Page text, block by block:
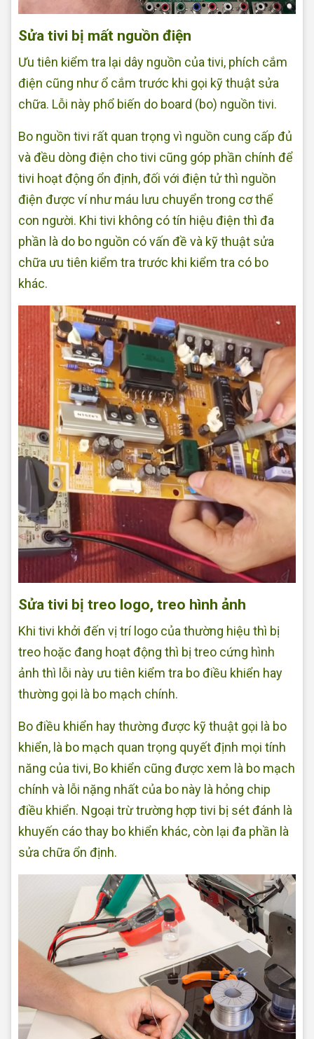
Sửa tivi bị mất nguồn điện
Ưu tiên kiểm tra lại dây nguồn của tivi, phích cắm
điện cũng như ổ cắm trước khi gọi kỹ thuật sửa
chữa. Lỗi này phổ biến do board (bo) nguồn tivi.
Bo nguồn tivi rất quan trọng vì nguồn cung cấp đủ
và đều dòng điện cho tivi cũng góp phần chính để
tivi hoạt động ổn định, đối với điện tử thì nguồn
điện được ví như máu lưu chuyển trong cơ thể
con người. Khi tivi không có tín hiệu điện thì đa
phần là do bo nguồn có vấn đề và kỹ thuật sửa
chữa ưu tiên kiểm tra trước khi kiểm tra có bo
khác.
Sửa tivi bị treo logo, treo hình ảnh
Khi tivi khởi đến vị trí logo của thường hiệu thì bị
treo hoặc đang hoạt động thì bị treo cứng hình
ảnh thì lỗi này ưu tiên kiểm tra bo điều khiển hay
thường gọi là bo mạch chính.
Bo điều khiển hay thường được kỹ thuật gọi là bo
khiển, là bo mạch quan trọng quyết định mọi tính
năng của tivi, Bo khiển cũng được xem là bo mạch
chính và lỗi nặng nhất của bo này là hỏng chip
điều khiển. Ngoại trừ trường hợp tivi bị sét đánh là
khuyến cáo thay bo khiển khác, còn lại đa phần là
sửa chữa ổn định.